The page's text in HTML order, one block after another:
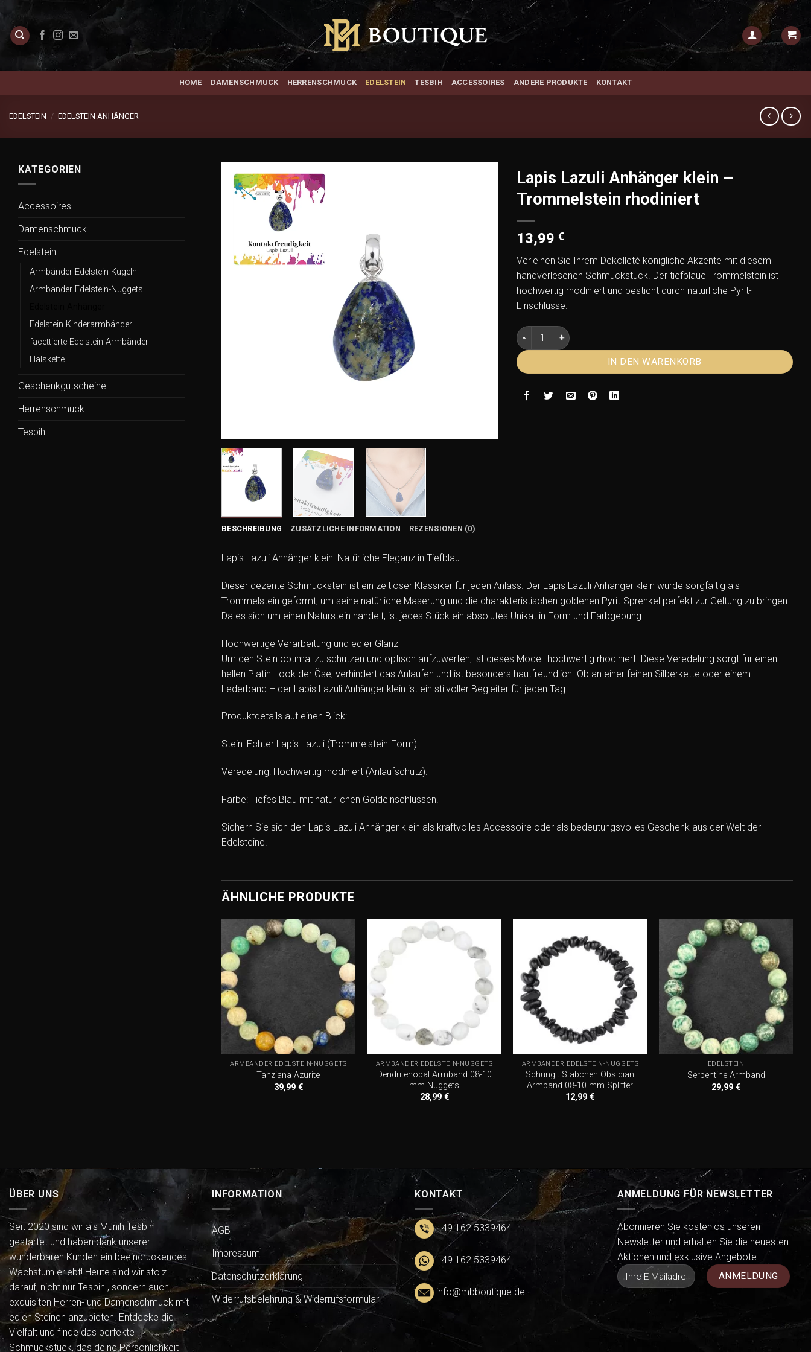
Inhalt
springen
HOME DAMENSCHMUCK HERRENSCHMUCK EDELSTEIN TESBIH ACCESSOIRES ANDERE PRODUKTE KONTAKT
EDELSTEIN / EDELSTEIN ANHÄNGER
KATEGORIEN
Accessoires
Damenschmuck
Edelstein
Armbänder Edelstein-Kugeln
Armbänder Edelstein-Nuggets
Edelstein Kinderarmbänder
facettierte Edelstein-Armbänder
Halskette
Geschenkgutscheine
Herrenschmuck
Tesbih
Lapis Lazuli Anhänger klein –
Trommelstein rhodiniert
13,99 €
Verleihen Sie Ihrem Dekolleté königliche Akzente mit diesem
handverlesenen Schmuckstück. Der tiefblaue Trommelstein ist
hochwertig rhodiniert und besticht durch natürliche Pyrit-
Einschlüsse.
Lapis Lazuli Anhänger klein – Trommelstein rhodiniert Menge
IN DEN WARENKORB
BESCHREIBUNG ZUSÄTZLICHE INFORMATION REZENSIONEN (0)
Lapis Lazuli Anhänger klein: Natürliche Eleganz in Tiefblau
Dieser dezente Schmuckstein ist ein zeitloser Klassiker für jeden Anlass. Der Lapis Lazuli Anhänger klein wurde sorgfältig als
Trommelstein geformt, um seine natürliche Maserung und die charakteristischen goldenen Pyrit-Sprenkel perfekt zur Geltung zu bringen.
Da es sich um einen Naturstein handelt, ist jedes Stück ein absolutes Unikat in Form und Farbgebung.
Hochwertige Verarbeitung und edler Glanz
Um den Stein optimal zu schützen und optisch aufzuwerten, ist dieses Modell hochwertig rhodiniert. Diese Veredelung sorgt für einen
hellen Platin-Look der Öse, verhindert das Anlaufen und ist besonders hautfreundlich. Ob an einer feinen Silberkette oder einem
Lederband – der Lapis Lazuli Anhänger klein ist ein stilvoller Begleiter für jeden Tag.
Produktdetails auf einen Blick:
Stein: Echter Lapis Lazuli (Trommelstein-Form).
Veredelung: Hochwertig rhodiniert (Anlaufschutz).
Farbe: Tiefes Blau mit natürlichen Goldeinschlüssen.
Sichern Sie sich den Lapis Lazuli Anhänger klein als kraftvolles Accessoire oder als bedeutungsvolles Geschenk aus der Welt der
Edelsteine.
ÄHNLICHE PRODUKTE
Add to
wishlist
ARMBÄNDER EDELSTEIN-NUGGETS
Tanziana Azurite
39,99 €
Add to
wishlist
ARMBÄNDER EDELSTEIN-NUGGETS
Dendritenopal Armband 08-10
mm Nuggets
28,99 €
Add to
wishlist
ARMBÄNDER EDELSTEIN-NUGGETS
Schungit Stäbchen Obsidian
Armband 08-10 mm Splitter
12,99€
Add to
wishlist
EDELSTEIN
Serpentine Armband
29,99€
ÜBER UNS
Seit 2020 sind wir als Münih Tesbih
gestartet und haben dank unserer
wunderbaren Kunden ein beeindruckendes
Wachstum erlebt! Heute sind wir stolz
darauf, nicht nur Tesbih , sondern auch
exquisiten Herren- und Damenschmuck mit
edlen Steinen anzubieten. Entdecke die
Vielfalt und finde das perfekte
Schmuckstück, das deine Persönlichkeit
INFORMATION
AGB
Impressum
Datenschutzerklärung
Widerrufsbelehrung & Widerrufsformular
KONTAKT
+49 162 5339464
+49 162 5339464
info@mbboutique.de
ANMELDUNG FÜR NEWSLETTER
Abonnieren Sie kostenlos unseren
Newsletter und erhalten Sie die neuesten
Aktionen und exklusive Angebote.